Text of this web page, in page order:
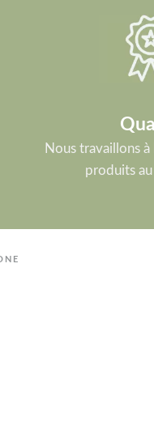
Nous travaillons
produits